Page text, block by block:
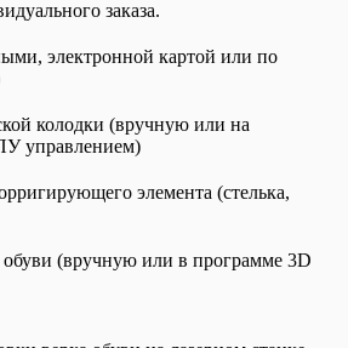
заказа.
электронной картой или по
колодки (вручную или на
управлением)
элемента (стелька,
(вручную или в программе 3D